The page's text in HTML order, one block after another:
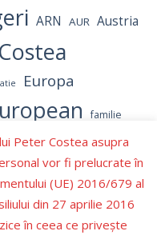
ARN AUR Austria
Costea
Europa
familie
Israel LGBT
parlament
European
Peter Costea asupra
vor fi prelucrate în
(UE) 2016/679 al
din 27 aprilie 2016
în ceea ce priveşte